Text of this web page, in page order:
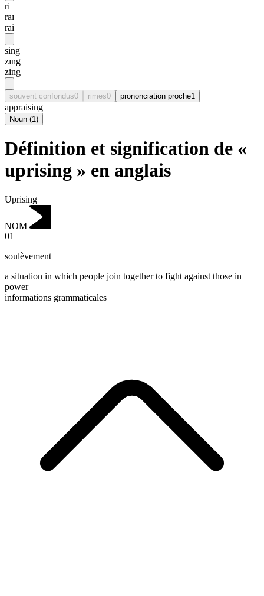
ri
raɪ
rai
sing
zɪng
zing
souvent confondus0 rimes0 prononciation proche1
appraising
Noun (1)
Définition et signification de «
uprising » en anglais
Uprising
NOM
01
soulèvement
a situation in which people join together to fight against those in
power
informations grammaticales